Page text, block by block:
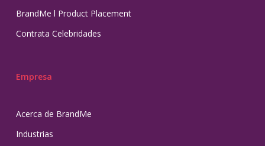
BrandMe l Product Placement
Contrata Celebridades
Empresa
Acerca de BrandMe
Industrias